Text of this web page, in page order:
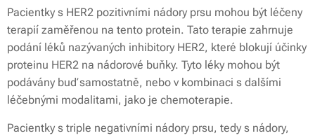
Pacientky s HER2 pozitivními nádory prsu mohou být léčeny
terapií zaměřenou na tento protein. Tato terapie zahrnuje
podání léků nazývaných inhibitory HER2, které blokují účinky
proteinu HER2 na nádorové buňky. Tyto léky mohou být
podávány buď samostatně, nebo v kombinaci s dalšími
léčebnými modalitami, jako je chemoterapie.
Pacientky s triple negativními nádory prsu, tedy s nádory,